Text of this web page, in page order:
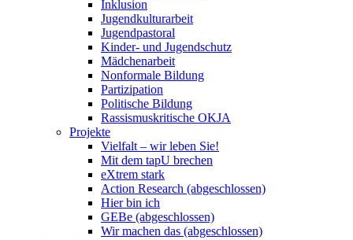
Inklusion
Jugendkulturarbeit
Jugendpastoral
Kinder- und Jugendschutz
Mädchenarbeit
Nonformale Bildung
Partizipation
Politische Bildung
Rassismuskritische OKJA
Projekte
Vielfalt – wir leben Sie!
Mit dem tapU brechen
eXtrem stark
Action Research (abgeschlossen)
Hier bin ich
GEBe (abgeschlossen)
Wir machen das (abgeschlossen)